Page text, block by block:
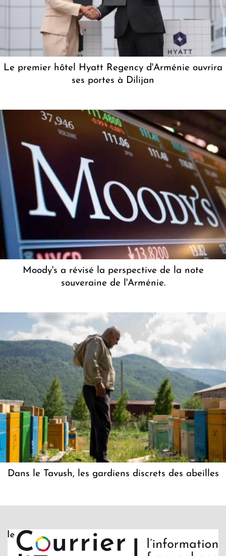
Le premier hôtel Hyatt Regency d'Arménie ouvrira
ses portes à Dilijan
Moody's a révisé la perspective de la note
souveraine de l'Arménie.
Dans le Tavush, les gardiens discrets des abeilles